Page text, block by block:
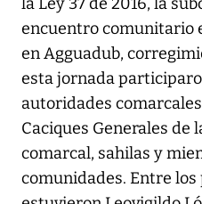
encuentro comunitario
en Agguadub,
esta jornada
autoridades
Caciques Generales de
comarcal, sahilas y
comunidades. Entre